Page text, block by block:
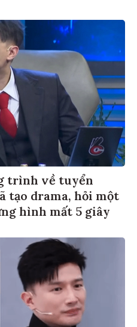
trình về tuyển
tạo drama, hỏi một
hình mất 5 giây